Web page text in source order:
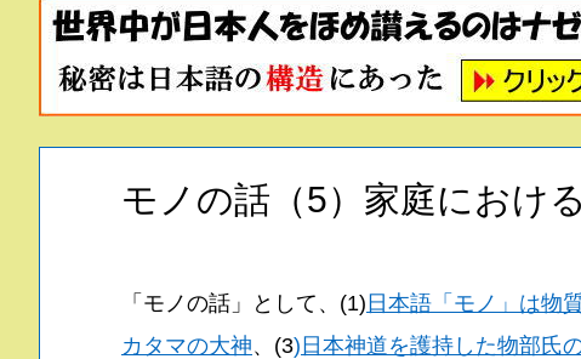
モノの話（5）家庭におけ
「モノの話」として、(1)日本語「モノ」は物
カタマの大神、(3)日本神道を護持した物部氏